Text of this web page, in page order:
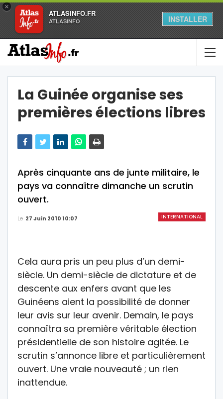
×
ATLASINFO.FR
ATLASINFO INSTALLER
La Guinée organise ses
premières élections libres
Après cinquante ans de junte militaire, le
pays va connaître dimanche un scrutin
ouvert.
INTERNATIONAL
Le 27 Juin 2010 10:07
Cela aura pris un peu plus d’un demi-
siècle. Un demi-siècle de dictature et de
descente aux enfers avant que les
Guinéens aient la possibilité de donner
leur avis sur leur avenir. Demain, le pays
connaîtra sa première véritable élection
présidentielle de son histoire agitée. Le
scrutin s’annonce libre et particulièrement
ouvert. Une vraie nouveauté ; un rien
inattendue.